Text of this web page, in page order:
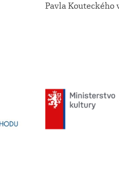
Pavla Kouteckého